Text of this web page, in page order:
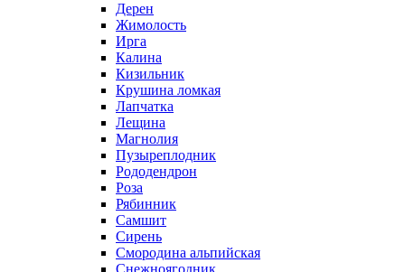
Дерен
Жимолость
Ирга
Калина
Кизильник
Крушина ломкая
Лапчатка
Лещина
Магнолия
Пузыреплодник
Рододендрон
Роза
Рябинник
Самшит
Сирень
Смородина альпийская
Снежноягодник